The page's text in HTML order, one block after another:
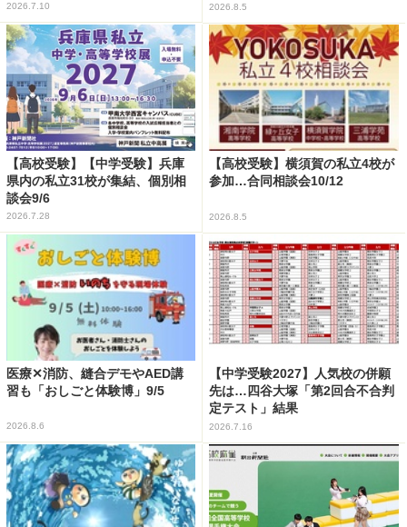
2026.7.10 2026.8.5
【高校受験】【中学受験】兵庫
県内の私立31校が集結、個別相
談会9/6
2026.7.28
【高校受験】横須賀の私立4校が
参加…合同相談会10/12
2026.8.5
医療✕消防、縫合デモやAED講
習も「おしごと体験博」9/5
2026.8.6
【中学受験2027】人気校の併願
先は…四谷大塚「第2回合不合判
定テスト」結果
2026.7.16